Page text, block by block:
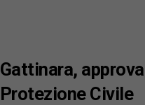
Gattinara,
Protezione Civile